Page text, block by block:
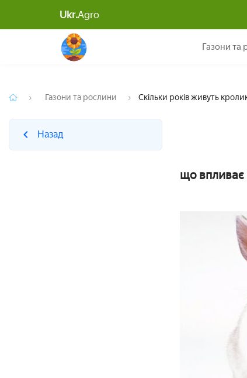
Ukr.Agro
Газони та
Назад
Газони та рослини Скільки років живуть
Назад
що впливає